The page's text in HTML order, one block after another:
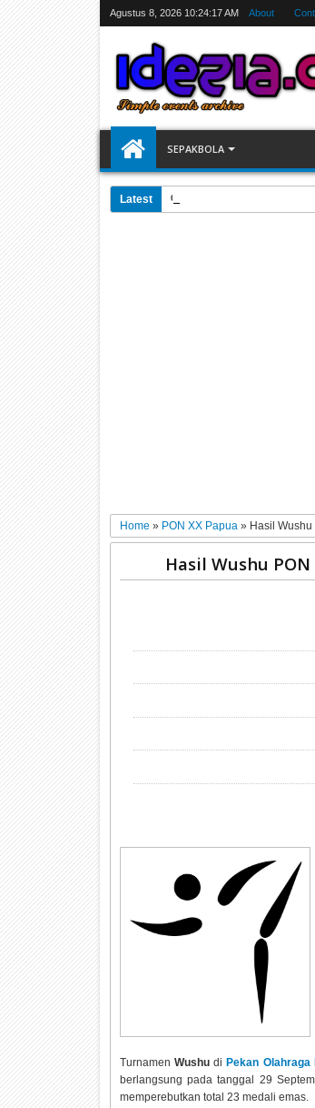
Agustus 8, 2026 10:24:18 AM About
SEPAKBOLA
Latest 07:31 AM
Home » PON XX Papua » Hasil
Hasil Wushu PON
Turnamen WushudiPekan Olahraga
berlangsung pada tanggal 29
memperebutkan total 23 medali emas.